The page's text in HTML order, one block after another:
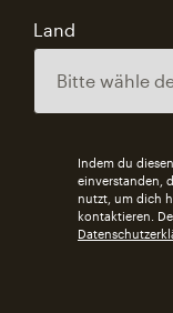
Land
Indem du
einverstanden,
nutzt, um dich
kontaktieren.